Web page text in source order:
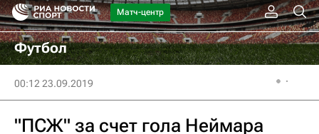
Матч-центр
Футбол
00:12 23.09.2019
"ПСЖ" за счет гола Неймара